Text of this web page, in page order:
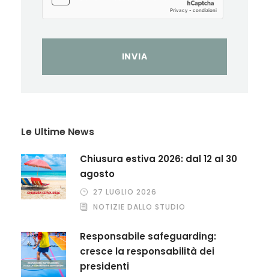
Le Ultime News
Chiusura estiva 2026: dal 12 al 30
agosto
27 LUGLIO 2026
NOTIZIE DALLO STUDIO
Responsabile safeguarding:
cresce la responsabilità dei
presidenti